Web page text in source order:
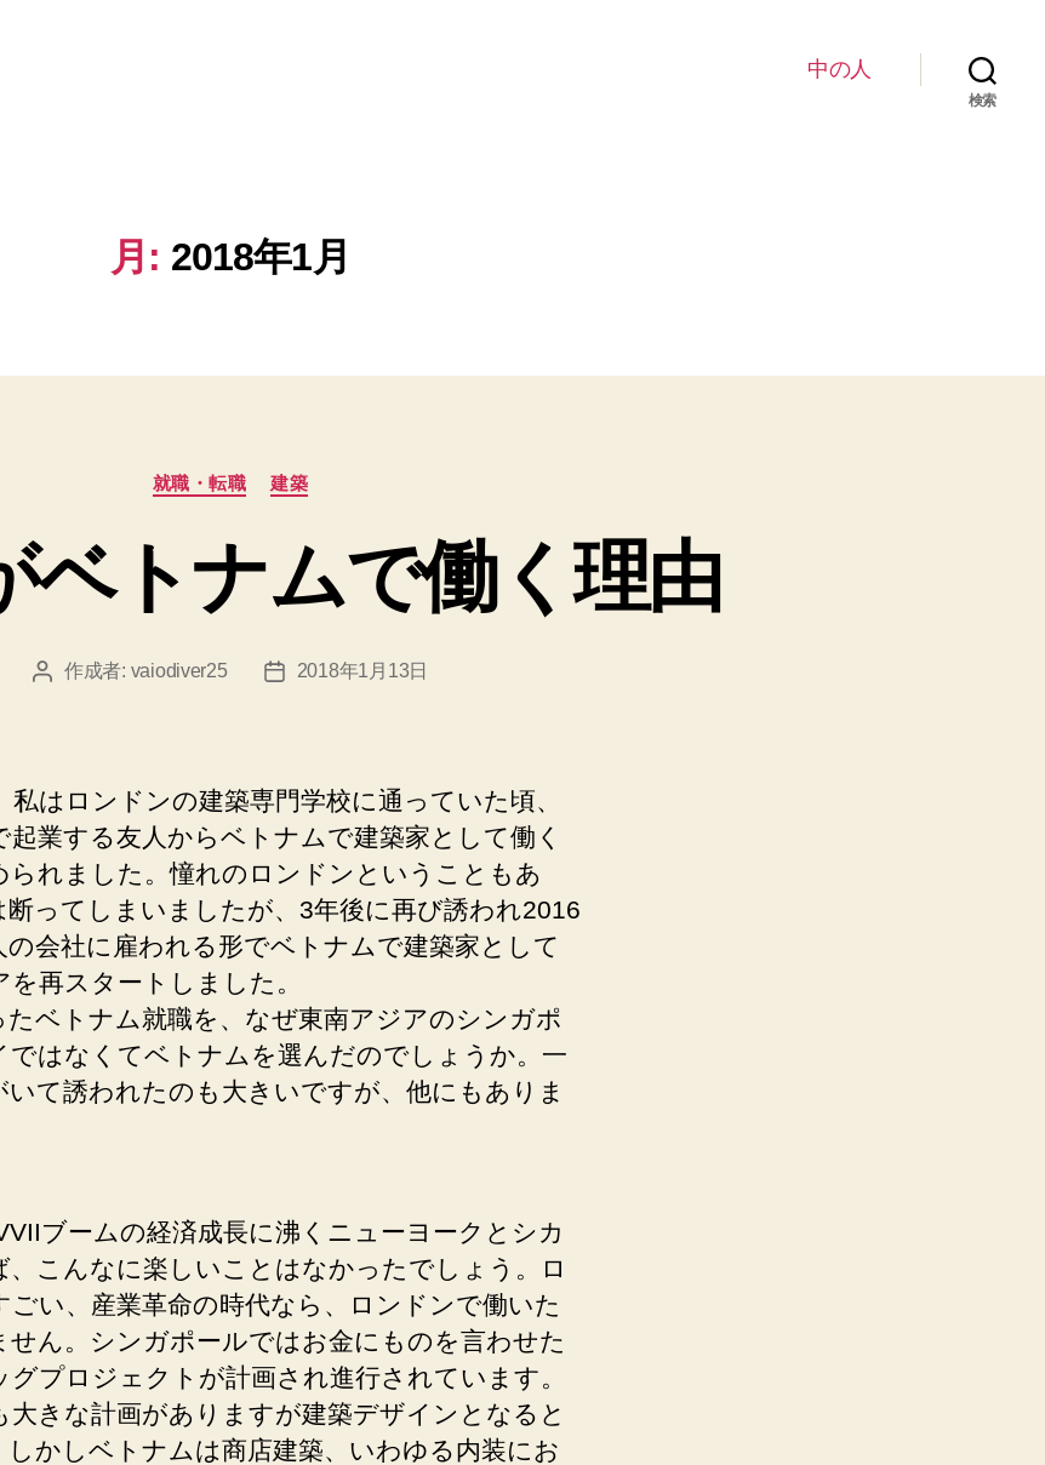
中の人
検索
月: 2018年1月
カ
テ
リ
ー
就職・転職 建築
ベトナムで働く理由
投 作成者: vaiodiver25
投
2018年1月13日
私はロンドンの建築専門学校に通っていた頃、
起業する友人からベトナムで建築家として働く
られました。憧れのロンドンということもあ
断ってしまいましたが、3年後に再び誘われ2016
の会社に雇われる形でベトナムで建築家として
再スタートしました。
たベトナム就職を、なぜ東南アジアのシンガポ
ではなくてベトナムを選んだのでしょうか。一
いて誘われたのも大きいですが、他にもありま
ブームの経済成長に沸くニューヨークとシカ
、こんなに楽しいことはなかったでしょう。ロ
ごい、産業革命の時代なら、ロンドンで働いた
せん。シンガポールではお金にものを言わせた
グプロジェクトが計画され進行されています。
大きな計画がありますが建築デザインとなると
しかしベトナムは商店建築、いわゆる内装にお